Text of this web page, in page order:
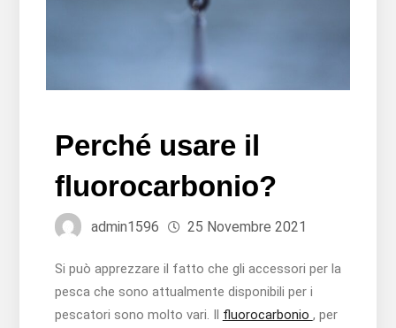
Perché usare il
fluorocarbonio?
admin1596 25 Novembre 2021
Si può apprezzare il fatto che gli accessori per la
pesca che sono attualmente disponibili per i
pescatori sono molto vari. Il fluorocarbonio , per